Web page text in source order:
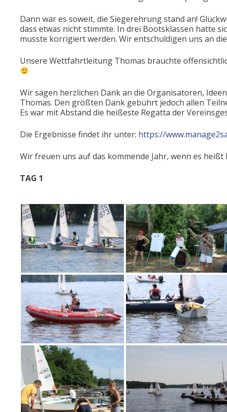
Dann war es soweit, die Siegerehrung stand an!
dass etwas nicht stimmte. In drei Bootsklassen hatte
musste korrigiert werden. Wir entschuldigen uns an
Unsere Wettfahrtleitung Thomas brauchte
Wir sagen herzlichen Dank an die Organisatoren,
Thomas. Den größten Dank gebührt jedoch allen
Es war mit Abstand die heißeste Regatta der
Die Ergebnisse findet ihr unter: https://
Wir freuen uns auf das kommende Jahr, wenn es heißt
TAG 1